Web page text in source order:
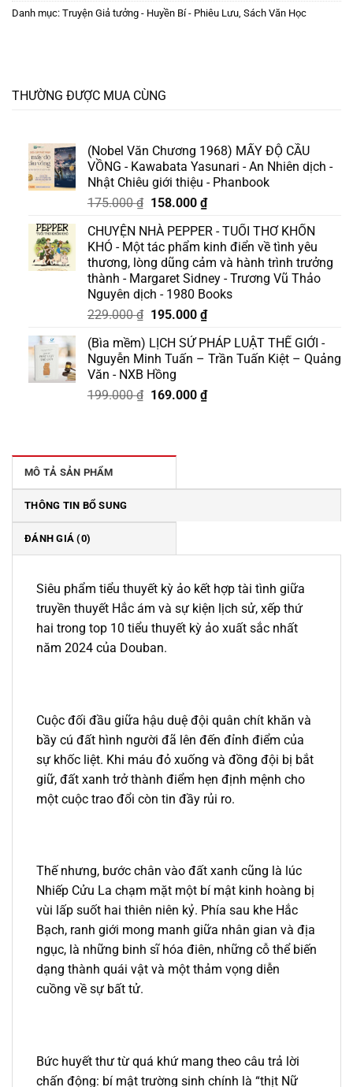
Danh mục: Truyện Giả tưởng - Huyền Bí - Phiêu Lưu, Sách Văn Học
THƯỜNG ĐƯỢC MUA CÙNG
(Nobel Văn Chương 1968) MẤY ĐỘ CẦU
VỒNG - Kawabata Yasunari - An Nhiên dịch -
Nhật Chiêu giới thiệu - Phanbook
175.000₫ Giá
là:
175.000 ₫.
158.000 ₫Giá
tại
là:
158.000 ₫.
CHUYỆN NHÀ PEPPER - TUỔI THƠ KHỐN
KHÓ - Một tác phẩm kinh điển về tình yêu
thương, lòng dũng cảm và hành trình trưởng
thành - Margaret Sidney - Trương Vũ Thảo
Nguyên dịch - 1980 Books
229.000₫ Giá
là:
229.000 ₫.
195.000 ₫Giá
tại
là:
(Bìa mềm) LỊCH SỬ PHÁP LUẬT THẾ GIỚI -
Nguyễn Minh Tuấn – Trần Tuấn Kiệt – Quảng
Văn - NXB Hồng
199.000₫ Giá
169.000 ₫Giá
MÔ TẢ SẢN PHẨM
THÔNG TIN BỔ SUNG
ĐÁNH GIÁ (0)
Siêu phẩm tiểu thuyết kỳ ảo kết hợp tài tình giữa
truyền thuyết Hắc ám và sự kiện lịch sử, xếp thứ
hai trong top 10 tiểu thuyết kỳ ảo xuất sắc nhất
năm 2024 của Douban.
Cuộc đối đầu giữa hậu duệ đội quân chít khăn và
bầy cú đất hình người đã lên đến đỉnh điểm của
sự khốc liệt. Khi máu đỏ xuống và đồng đội bị bắt
giữ, đất xanh trở thành điểm hẹn định mệnh cho
một cuộc trao đổi còn tin đầy rủi ro.
Thế nhưng, bước chân vào đất xanh cũng là lúc
Nhiếp Cửu La chạm mặt một bí mật kinh hoàng bị
vùi lấp suốt hai thiên niên kỷ. Phía sau khe Hắc
Bạch, ranh giới mong manh giữa nhân gian và địa
ngục, là những binh sĩ hóa điên, những cỗ thể biến
dạng thành quái vật và một thảm vọng diễn
cuồng về sự bất tử.
Bức huyết thư từ quá khứ mang theo câu trả lời
chấn động: bí mật trường sinh chính là “thịt Nữ